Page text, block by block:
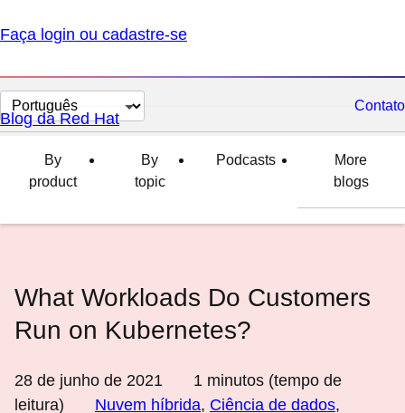
Faça login ou cadastre-se
Selecionar
idioma
Contato
Blog da Red Hat
By
product
By
topic
Podcasts
More
blogs
What Workloads Do Customers
Run on Kubernetes?
28 de junho de 2021 1 minutos (tempo de
leitura)
Nuvem híbrida, Ciência de dados,